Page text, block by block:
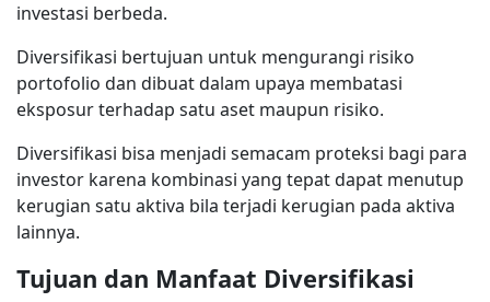
investasi berbeda.
Diversifikasi bertujuan untuk mengurangi risiko
portofolio dan dibuat dalam upaya membatasi
eksposur terhadap satu aset maupun risiko.
Diversifikasi bisa menjadi semacam proteksi bagi para
investor karena kombinasi yang tepat dapat menutup
kerugian satu aktiva bila terjadi kerugian pada aktiva
lainnya.
Tujuan dan Manfaat Diversifikasi